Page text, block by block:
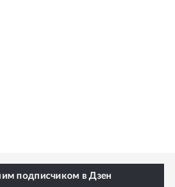
подписчиком в Дзен